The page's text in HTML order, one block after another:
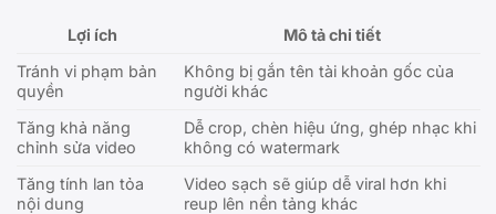
Lợi ích
Mô tả chi tiết
Tránh vi phạm bản
quyền
Không bị gắn tên tài khoản gốc của
người khác
Tăng khả năng
chỉnh sửa video
Dễ crop, chèn hiệu ứng, ghép nhạc khi
không có watermark
Tăng tính lan tỏa
nội dung
Video sạch sẽ giúp dễ viral hơn khi
reup lên nền tảng khác